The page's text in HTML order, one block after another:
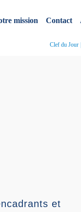
mission Contact
Clef du Jour
et